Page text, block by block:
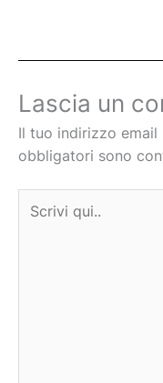
Lascia un
Il tuo indirizzo email
obbligatori sono
qui..